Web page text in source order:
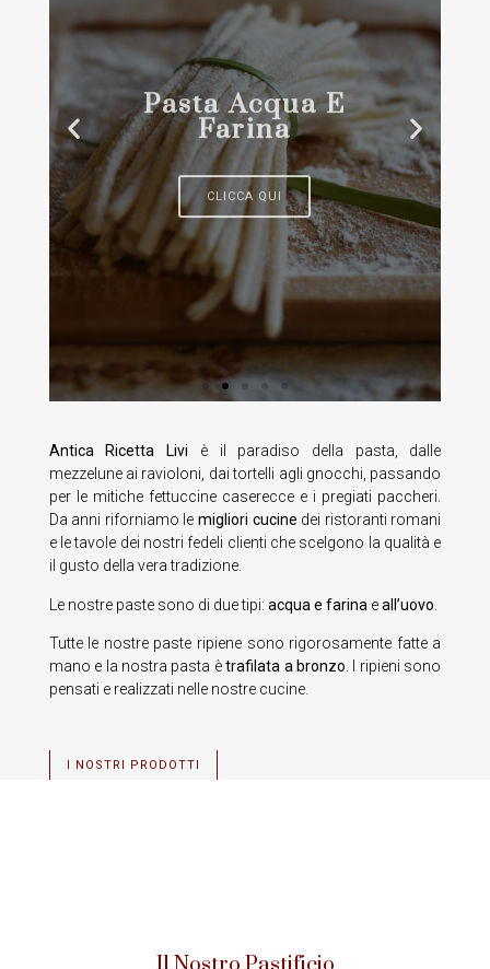
Antica Ricetta Livi è il paradiso della pasta, dalle
mezzelune ai ravioloni, dai tortelli agli gnocchi, passando
per le mitiche fettuccine caserecce e i pregiati paccheri.
Da anni riforniamo le migliori cucine dei ristoranti romani
e le tavole dei nostri fedeli clienti che scelgono la qualità e
il gusto della vera tradizione.
Le nostre paste sono di due tipi: acqua e farina eall’uovo
Tutte le nostre paste ripiene sono rigorosamente fatte a
mano e la nostra pasta ètrafilata a bronzo. I ripieni sono
pensati e realizzati nelle nostre cucine.
I NOSTRI PRODOTTI
Pasta Acqua E
Farina
CLICCA QUI